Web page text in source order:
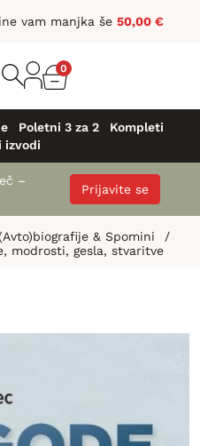
vam manjka še 50,00 €
0
Poletni 3 za 2
Kompleti
izvodi
–
Prijavite se
(Avto)biografije & Spomini
/
modrosti, gesla, stvaritve